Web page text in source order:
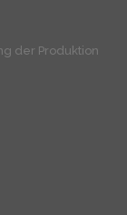
der Produktion